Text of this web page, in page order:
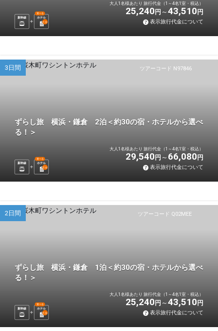
新幹線 ホテル
選べる
1 泊
大人1名様あたり 旅行代金（1～4名1室・税込）
25,240 円 43,510 円
表示旅行代金について
ツアーコード N97846
3日間
ずらし旅 横浜・鎌倉 2泊＜約30の宿・ホテルから選べ
る！＞
新幹線 ホテル
選べる
2泊
大人1名様あたり 旅行代金（1～4名1室・税込）
29,540 円 66,080 円
表示旅行代金について
ツアーコード Q02MEE
2日間
ずらし旅 横浜・鎌倉 1泊＜約30の宿・ホテルから選べ
る！＞
新幹線 ホテル
選べる
1 泊
大人1名様あたり 旅行代金（1～4名1室・税込）
25,240 円 43,510 円
表示旅行代金について